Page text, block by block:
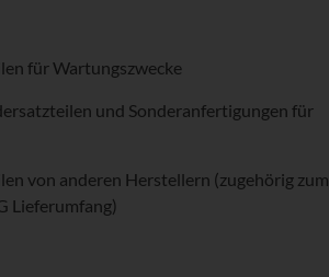
für Wartungszwecke
und Sonderanfertigungen für
von anderen Herstellern (zugehörig zum
Lieferumfang)